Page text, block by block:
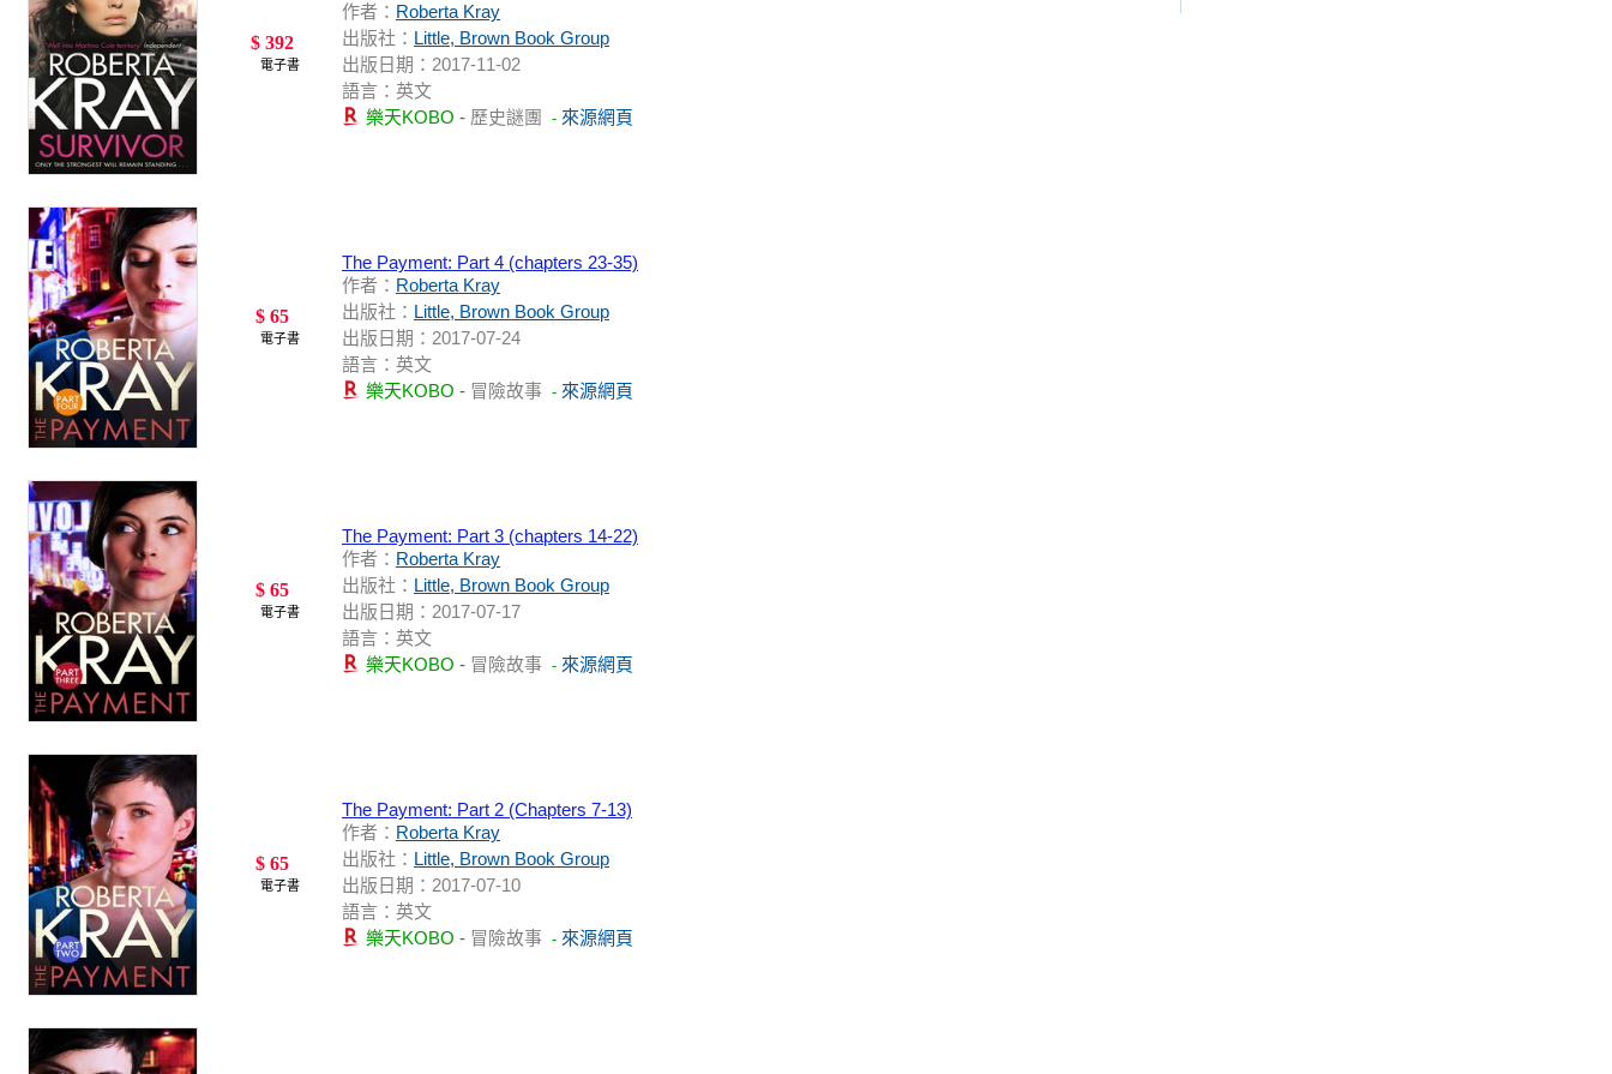
$ 392
電子書
作者： Roberta Kray
出版社： Little, Brown Book Group
出版日期：2017-11-02
語言：英文
樂天KOBO - 歷史謎團 - 來源網頁
$ 65
電子書
The Payment: Part 4 (chapters 23-35)
作者： Roberta Kray
出版社： Little, Brown Book Group
出版日期：2017-07-24
語言：英文
樂天KOBO - 冒險故事 - 來源網頁
$ 65
電子書
The Payment: Part 3 (chapters 14-22)
作者： Roberta Kray
出版社： Little, Brown Book Group
出版日期：2017-07-17
語言：英文
樂天KOBO - 冒險故事 - 來源網頁
$ 65
電子書
The Payment: Part 2 (Chapters 7-13)
作者： Roberta Kray
出版社： Little, Brown Book Group
出版日期：2017-07-10
語言：英文
樂天KOBO - 冒險故事 - 來源網頁